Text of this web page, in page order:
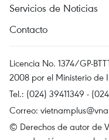
Servicios de Noticias
Contacto
Licencia No. 1374/GP-
2008 por el Ministerio de
Tel.: (024) 39411349 -
Correo:
© Derechos de autor de